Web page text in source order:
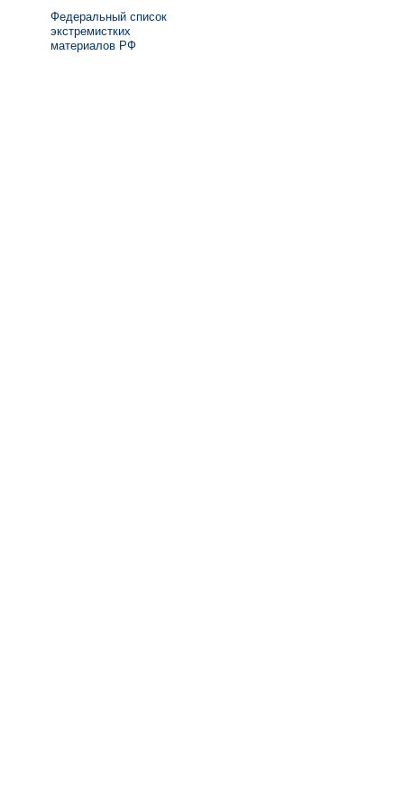
Федеральный список
экстремистких
материалов РФ